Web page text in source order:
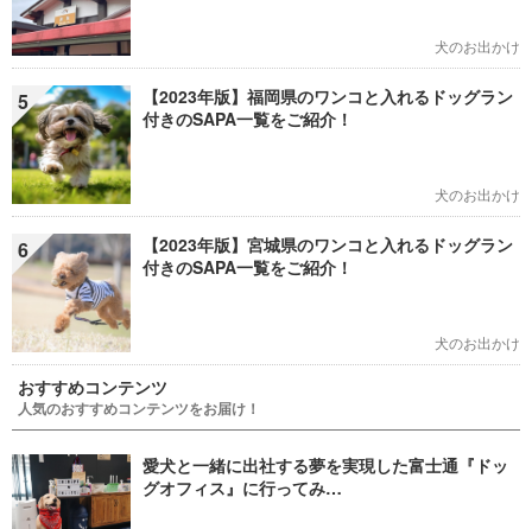
犬のお出かけ
5
【2023年版】福岡県のワンコと入れるドッグラン
付きのSAPA一覧をご紹介！
犬のお出かけ
6
【2023年版】宮城県のワンコと入れるドッグラン
付きのSAPA一覧をご紹介！
犬のお出かけ
おすすめコンテンツ
人気のおすすめコンテンツをお届け！
愛犬と一緒に出社する夢を実現した富士通『ドッ
グオフィス』に行ってみ…